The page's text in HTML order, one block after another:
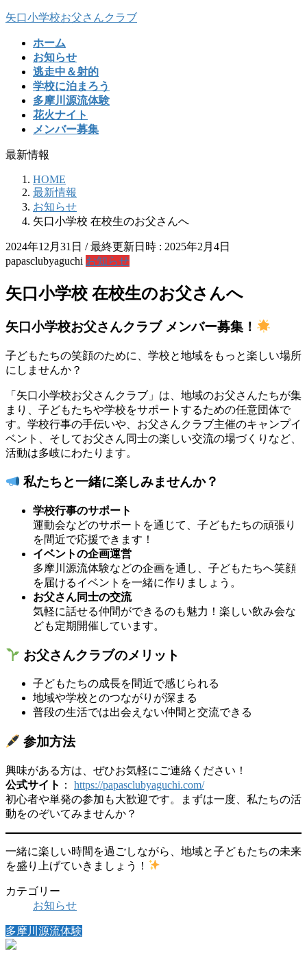
コ
ナ
矢口小学校お父さんクラブ
ホーム
お知らせ
逃走中＆射的
学校に泊まろう
多摩川源流体験
花火ナイト
メンバー募集
最新情報
HOME
最新情報
お知らせ
矢口小学校 在校生のお父さんへ
2024年12月31日 / 最終更新日時 : 2025年2月4日
papasclubyaguchi お知らせ
矢口小学校 在校生のお父さんへ
矢口小学校お父さんクラブ メンバー募集！
子どもたちの笑顔のために、学校と地域をもっと楽しい場所
にしませんか？
「矢口小学校お父さんクラブ」は、地域のお父さんたちが集
まり、子どもたちや学校をサポートするための任意団体で
す。学校行事の手伝いや、お父さんクラブ主催のキャンプイ
ベント、そしてお父さん同士の楽しい交流の場づくりなど、
活動は多岐にわたります。
私たちと一緒に楽しみませんか？
学校行事のサポート
運動会などのサポートを通じて、子どもたちの頑張り
を間近で応援できます！
イベントの企画運営
多摩川源流体験などの企画を通し、子どもたちへ笑顔
を届けるイベントを一緒に作りましょう。
お父さん同士の交流
気軽に話せる仲間ができるのも魅力！楽しい飲み会な
ども定期開催しています。
お父さんクラブのメリット
子どもたちの成長を間近で感じられる
地域や学校とのつながりが深まる
普段の生活では出会えない仲間と交流できる
参加方法
興味がある方は、ぜひお気軽にご連絡ください！
公式サイト ： https://papasclubyaguchi.com/
初心者や単発の参加も大歓迎です。まずは一度、私たちの活
動をのぞいてみませんか？
一緒に楽しい時間を過ごしながら、地域と子どもたちの未来
を盛り上げていきましょう！
カテゴリー
お知らせ
多摩川源流体験